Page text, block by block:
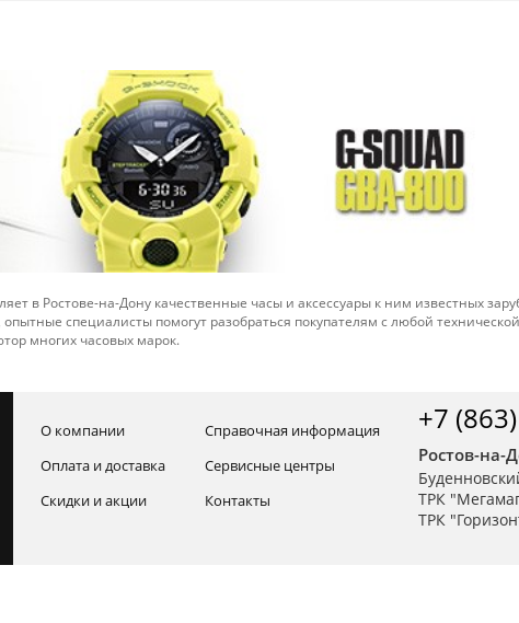
в Ростове-на-Дону качественные часы и аксессуары к ним известных
специалисты помогут разобраться покупателям с любой
многих часовых марок.
О компании
Оплата и доставка
Скидки и акции
Справочная информация
Сервисные центры
Контакты
+7
Ростов-на-
ТРК
ТРК